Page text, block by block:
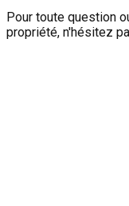
Pour toute question
propriété, n'hésitez